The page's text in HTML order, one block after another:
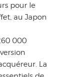
pour le
au Japon
000
La